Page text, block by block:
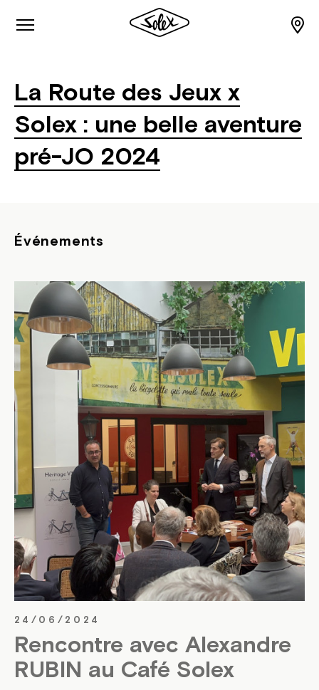
La Route des Jeux x
Solex : une belle aventure
pré-JO 2024
Événements
24/06/2024
Rencontre avec Alexandre
RUBIN au Café Solex